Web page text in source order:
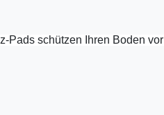
Pads schützen Ihren Boden